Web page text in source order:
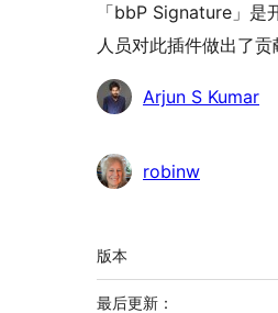
「bbP Signature」是
人员对此插件做出了贡
贡
者
Arjun S Kumar
robinw
额
外
版本
最后更新：